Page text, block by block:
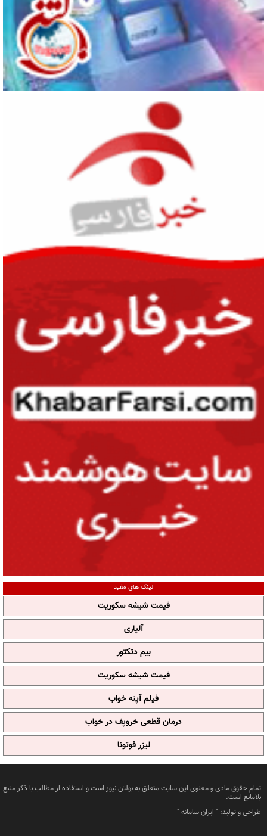
لینک های مفید
قیمت شیشه سکوریت
آلپاری
بیم دتکتور
قیمت شیشه سکوریت
فیلم آپنه خواب
درمان قطعی خروپف در خواب
لیزر فوتونا
تمام حقوق مادی و معنوی این سایت متعلق به بولتن نیوز است و استفاده از مطالب با ذکر منبع
بلامانع است.
طراحی و تولید: " ایران سامانه"